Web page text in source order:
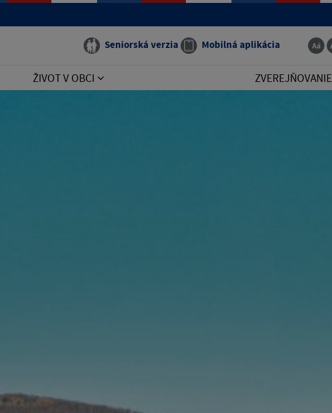
Seniorská verzia Mobilná aplikácia
ŽIVOT V OBCI ZVEREJŇOVANIE